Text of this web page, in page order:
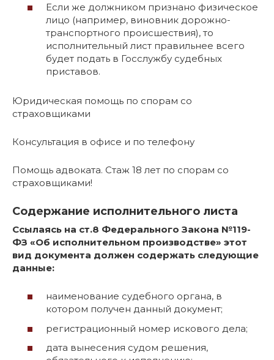
Если же должником признано физическое
лицо (например, виновник дорожно-
транспортного происшествия), то
исполнительный лист правильнее всего
будет подать в Госслужбу судебных
приставов.
Юридическая помощь по спорам со
страховщиками
Консультация в офисе и по телефону
Помощь адвоката. Стаж 18 лет по спорам со
страховщиками!
Содержание исполнительного листа
Ссылаясь на ст.8 Федерального Закона №119-
ФЗ «Об исполнительном производстве» этот
вид документа должен содержать следующие
данные:
наименование судебного органа, в
котором получен данный документ;
регистрационный номер искового дела;
дата вынесения судом решения,